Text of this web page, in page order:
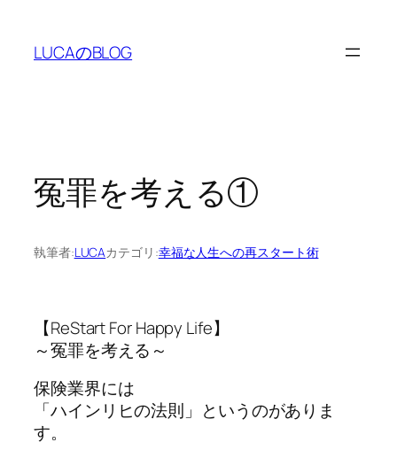
LUCAのBLOG
冤罪を考える①
執筆者:LUCAカテゴリ:幸福な人生への再スタート術
【ReStart For Happy Life】
～冤罪を考える～
保険業界には
「ハインリヒの法則」というのがありま
す。